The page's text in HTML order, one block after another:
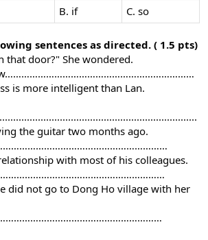
B. if
C. so
sentences as directed. ( 1.5 pts)
that door?" She wondered.
is more intelligent than Lan.
the guitar two months ago.
with most of his colleagues.
did not go to Dong Ho village with her